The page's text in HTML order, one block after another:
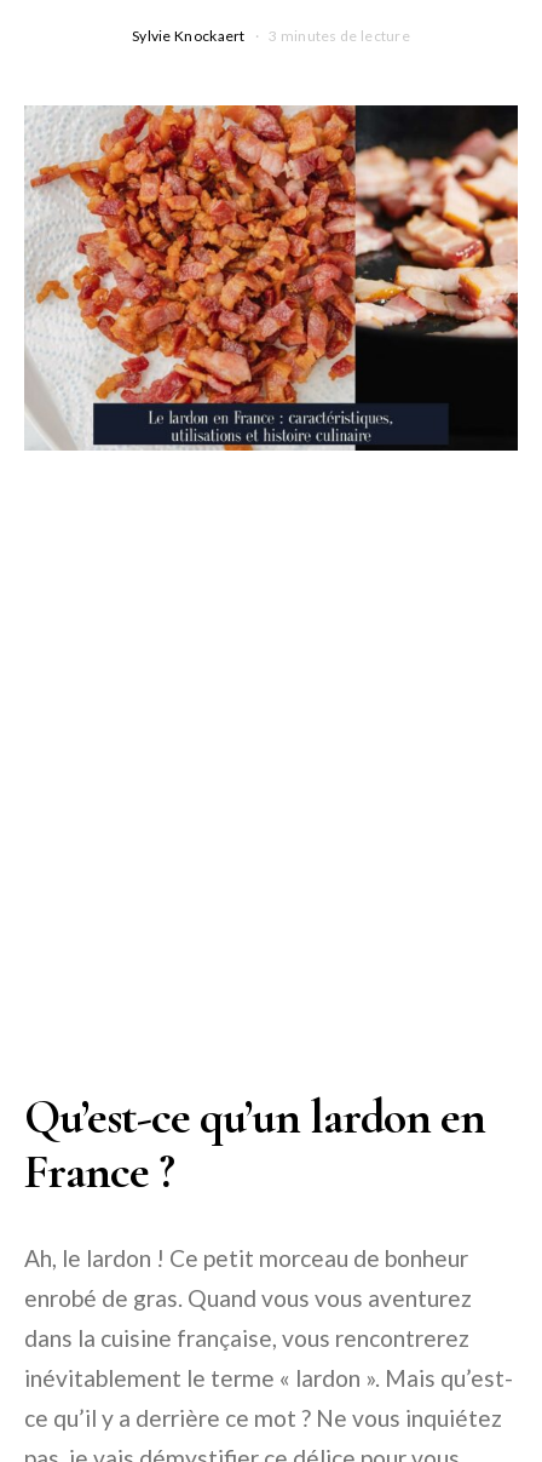
Sylvie Knockaert 3 minutes de lecture
Qu’est-ce qu’un lardon en
France ?
Ah, le lardon ! Ce petit morceau de bonheur
enrobé de gras. Quand vous vous aventurez
dans la cuisine française, vous rencontrerez
inévitablement le terme « lardon ». Mais qu’est-
ce qu’il y a derrière ce mot ? Ne vous inquiétez